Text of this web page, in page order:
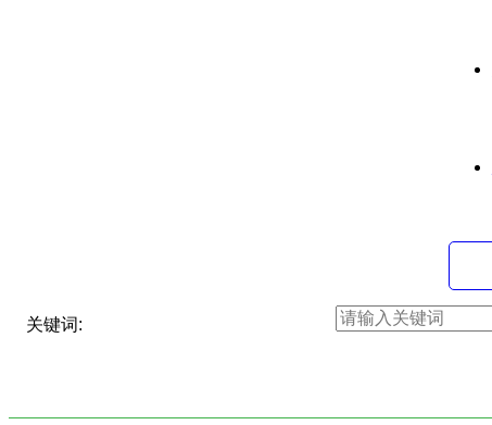
关键词: